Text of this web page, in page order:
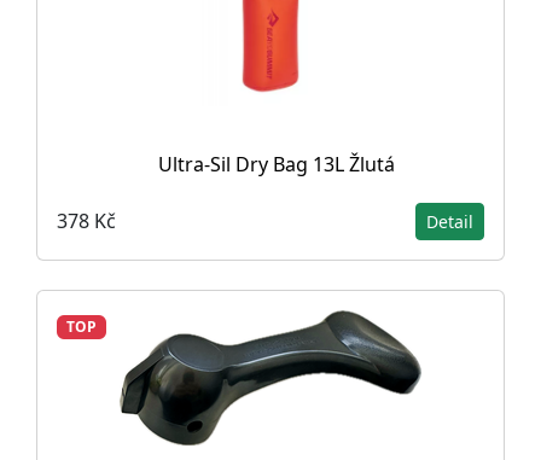
Ultra-Sil Dry Bag 13L Žlutá
378 Kč Detail
TOP